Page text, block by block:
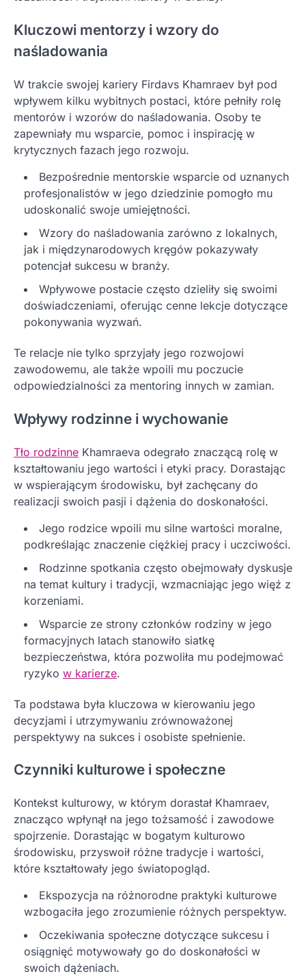
Kluczowi mentorzy i wzory do
naśladowania
W trakcie swojej kariery Firdavs Khamraev był pod
wpływem kilku wybitnych postaci, które pełniły rolę
mentorów i wzorów do naśladowania. Osoby te
zapewniały mu wsparcie, pomoc i inspirację w
krytycznych fazach jego rozwoju.
Bezpośrednie mentorskie wsparcie od uznanych
profesjonalistów w jego dziedzinie pomogło mu
udoskonalić swoje umiejętności.
Wzory do naśladowania zarówno z lokalnych,
jak i międzynarodowych kręgów pokazywały
potencjał sukcesu w branży.
Wpływowe postacie często dzieliły się swoimi
doświadczeniami, oferując cenne lekcje dotyczące
pokonywania wyzwań.
Te relacje nie tylko sprzyjały jego rozwojowi
zawodowemu, ale także wpoili mu poczucie
odpowiedzialności za mentoring innych w zamian.
Wpływy rodzinne i wychowanie
Tło rodzinne Khamraeva odegrało znaczącą rolę w
kształtowaniu jego wartości i etyki pracy. Dorastając
w wspierającym środowisku, był zachęcany do
realizacji swoich pasji i dążenia do doskonałości.
Jego rodzice wpoili mu silne wartości moralne,
podkreślając znaczenie ciężkiej pracy i uczciwości.
Rodzinne spotkania często obejmowały dyskusje
na temat kultury i tradycji, wzmacniając jego więź z
korzeniami.
Wsparcie ze strony członków rodziny w jego
formacyjnych latach stanowiło siatkę
bezpieczeństwa, która pozwoliła mu podejmować
ryzyko w karierze.
Ta podstawa była kluczowa w kierowaniu jego
decyzjami i utrzymywaniu zrównoważonej
perspektywy na sukces i osobiste spełnienie.
Czynniki kulturowe i społeczne
Kontekst kulturowy, w którym dorastał Khamraev,
znacząco wpłynął na jego tożsamość i zawodowe
spojrzenie. Dorastając w bogatym kulturowo
środowisku, przyswoił różne tradycje i wartości,
które kształtowały jego światopogląd.
Ekspozycja na różnorodne praktyki kulturowe
wzbogaciła jego zrozumienie różnych perspektyw.
Oczekiwania społeczne dotyczące sukcesu i
osiągnięć motywowały go do doskonałości w
swoich dążeniach.